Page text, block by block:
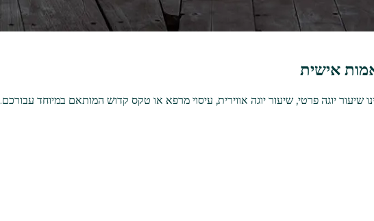
אישית
יוגה פרטי, שיעור יוגה אווירית, עיסוי מרפא או טקס קדוש המותאם במיוחד עבורכם.